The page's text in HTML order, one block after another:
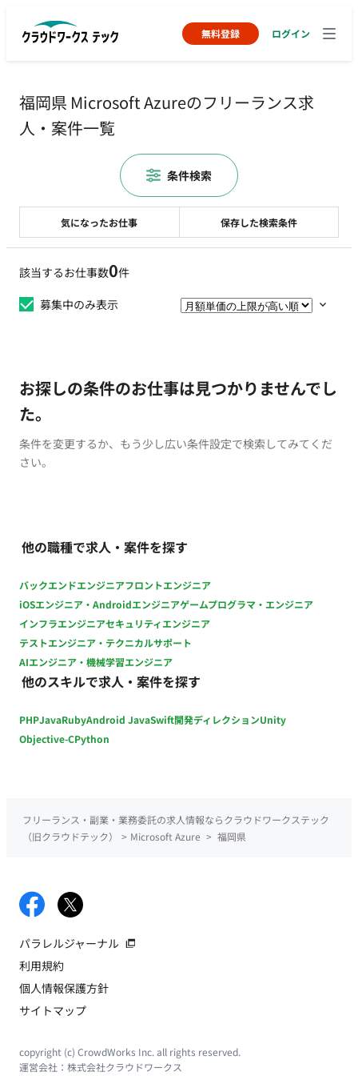
無料登録 ログイン
福岡県 Microsoft Azureのフリーランス求
人・案件一覧
該当するお仕事数0件
募集中のみ表示
お探しの条件のお仕事は見つかりませんでし
た。
条件を変更するか、もう少し広い条件設定で検索してみてくだ
さい。
他の職種で求人・案件を探す
バックエンドエンジニアフロントエンジニア
iOSエンジニア・Androidエンジニアゲームプログラマ・エンジニア
インフラエンジニアセキュリティエンジニア
テストエンジニア・テクニカルサポート
AIエンジニア・機械学習エンジニア
他のスキルで求人・案件を探す
PHPJavaRubyAndroid JavaSwift開発ディレクションUnity
Objective-CPython
気になったお仕事 保存した検索条件
条件検索
フリーランス・副業・業務委託の求人情報ならクラウドワークステック
（旧クラウドテック）
> Microsoft Azure > 福岡県
パラレルジャーナル
利用規約
個人情報保護方針
サイトマップ
copyright (c) CrowdWorks Inc. all rights reserved.
運営会社： 株式会社クラウドワークス